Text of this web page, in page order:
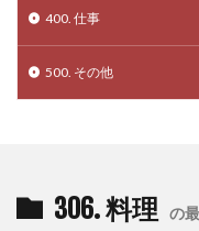
400. 仕事
500. その他
306. 料理 の